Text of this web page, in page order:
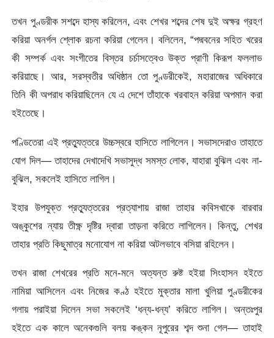
তখন পুণ্ডরীক সশব্দে হাস্য করিলেন, এবং শেখর শব্দের শেষ দুই অক্ষর গ্রহণ
করিয়া অনর্গল শ্লোক রচনা করিয়া গেলেন। বলিলেন, “পদ্মবনের সহিত খরের
কী সম্পর্ক এবং সংগীতের বিস্তর চর্চাসত্বেও উক্ত প্রাণী কিরূপ ফললাভ
করিয়াছে। আর, সরস্বতীর অধিষ্ঠান তাে পুণ্ডরীকেই, মহারাজের অধিকারে
তিনি কী অপরাধ করিয়াছিলেন যে এ দেশে তাঁহাকে খরবাহন করিয়া অপমান করা
হইতেছে।
পণ্ডিতেরা এই প্রত্যুত্তরে উচ্চস্বরে হাসিতে লাগিলেন। সভাসদেরাও তাহাতে
যােগ দিল— তাহাদের দেখাদেখি সভাসুদ্ধ সমস্ত লােক, যাহারা বুঝিল এবং না-
বুঝিল, সকলেই হাসিতে লাগিল।
ইহার উপযুক্ত প্রত্যুত্তরের প্রত্যাশায় রাজা তাহার কবিসখাকে বারবার
অঙ্কুশের ন্যায় তীক্ষ্ণ দৃষ্টির দ্বারা তাড়না করিতে লাগিলেন। কিন্তু, শেখর
তাহার প্রতি কিছুমাত্র মনােযােগ না করিয়া অটলভাবে বসিয়া রহিলেন।
তখন রাজা শেখরের প্রতি মনে-মনে অত্যন্ত রুষ্ট হইয়া সিংহাসন হইতে
নামিয়া আসিলেন এবং নিজের কণ্ঠ হইতে মুক্তার মালা খুলিয়া পুণ্ডরীকের
গলায় পরাইয়া দিলেন সভা সকলেই ‘ধন্য-ধন্য’ করিতে লাগিল। অন্তঃপুর
হইতে এক কালে অনেকগুলি বলয় কঙ্কন নূপুরের শব্দ শুনা গেল— তাহাই